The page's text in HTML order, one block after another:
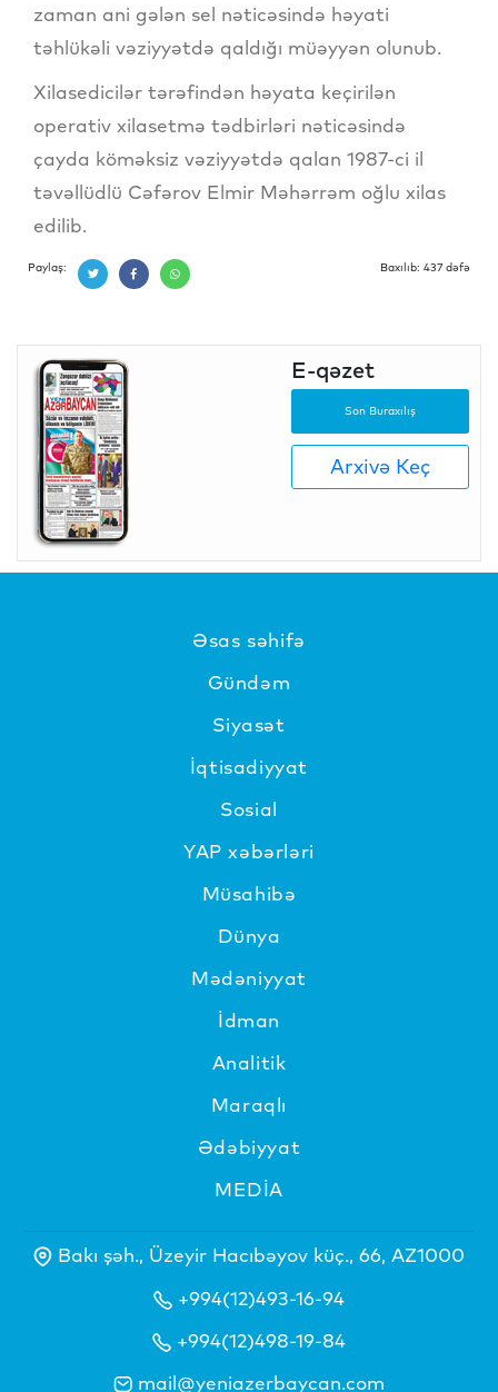
zaman ani gələn sel nəticəsində həyati
təhlükəli vəziyyətdə qaldığı müəyyən olunub.
Xilasedicilər tərəfindən həyata keçirilən
operativ xilasetmə tədbirləri nəticəsində
çayda köməksiz vəziyyətdə qalan 1987-ci il
təvəllüdlü Cəfərov Elmir Məhərrəm oğlu xilas
edilib.
Paylaş: Baxılıb: 437 dəfə
E-qəzet
Son Buraxılış
Arxivə Keç
Əsas səhifə
Gündəm
Siyasət
İqtisadiyyat
Sosial
YAP xəbərləri
Müsahibə
Dünya
Mədəniyyat
İdman
Analitik
Maraqlı
Ədəbiyyat
MEDİA
Bakı şəh., Üzeyir Hacıbəyov küç., 66, AZ1000
+994(12)493-16-94
+994(12)498-19-84
mail@yeniazerbaycan.com